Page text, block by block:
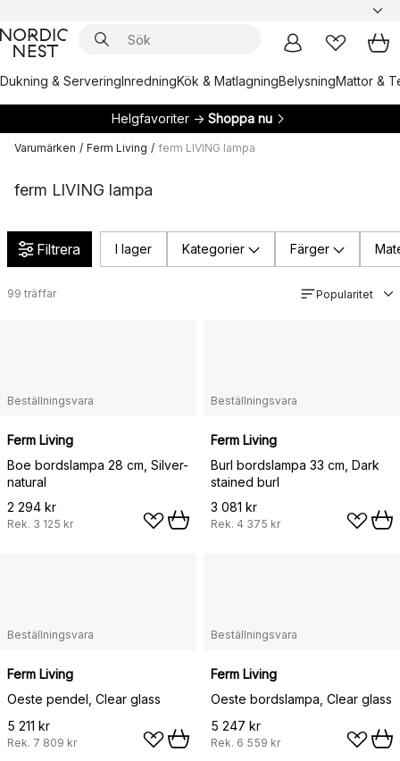
Dukning & ServeringInredningKök & MatlagningBelysningMattor &
Helgfavoriter → Shoppa nu
Varumärken / Ferm Living / ferm LIVING lampa
ferm LIVING lampa
Filtrera I lager Kategorier Färger
99 träffar Popularitet
Beställningsvara
Ferm Living
Boe bordslampa 28 cm, Silver-
natural
2 294 kr
Rek. 3 125 kr
Beställningsvara
Ferm Living
Burl bordslampa 33 cm, Dark
stained burl
3 081 kr
Rek. 4 375 kr
Beställningsvara
Ferm Living
Oeste pendel, Clear glass
5 211 kr
Rek. 7 809 kr
Beställningsvara
Ferm Living
Oeste bordslampa, Clear glass
5 247 kr
Rek. 6 559 kr